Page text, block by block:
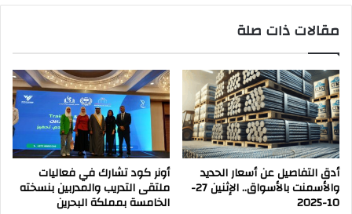
مقالات ذات صلة
أدق التفاصيل عن أسعار الحديد
والأسمنت بالأسواق.. الإثنين 27-
10-2025
أونر كود تشارك في فعاليات
ملتقى التدريب والمدربين بنسخته
الخامسة بمملكة البحرين